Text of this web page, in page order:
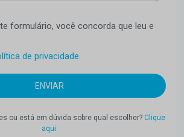
formulário, você concorda que leu e
de privacidade.
ou está em dúvida sobre qual escolher? Clique
aqui